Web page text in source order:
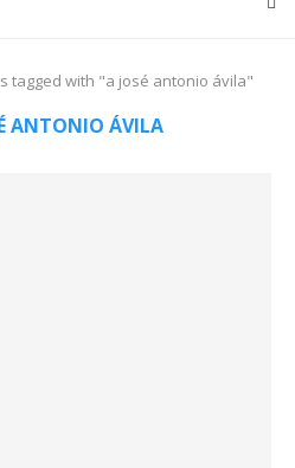
tagged with "a josé antonio ávila"
ANTONIO ÁVILA